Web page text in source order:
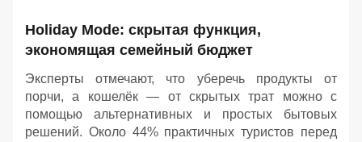
Holiday Mode: скрытая функция,
экономящая семейный бюджет
Эксперты отмечают, что уберечь продукты от
порчи, а кошелёк — от скрытых трат можно с
помощью альтернативных и простых бытовых
решений. Около 44% практичных туристов перед